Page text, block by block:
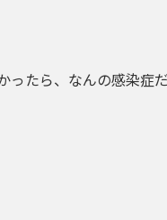
たら、なんの感染症